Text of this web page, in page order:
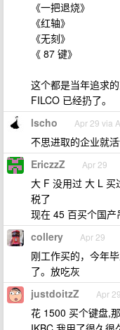
《一把退烧》
《红轴》
《无刻》
《 87 键》
这个都是当年追求
FILCO 已经扔了。
lscho Apr 29 via
不思进取的企业就
EriczzZ Apr 29
大 F 没用过 大 L 买
税了
现在 45 百买个国产
collery Apr 29
刚工作买的，今年
了。放吃灰
justdoitzZ Apr 29
花 1500 买个键盘,